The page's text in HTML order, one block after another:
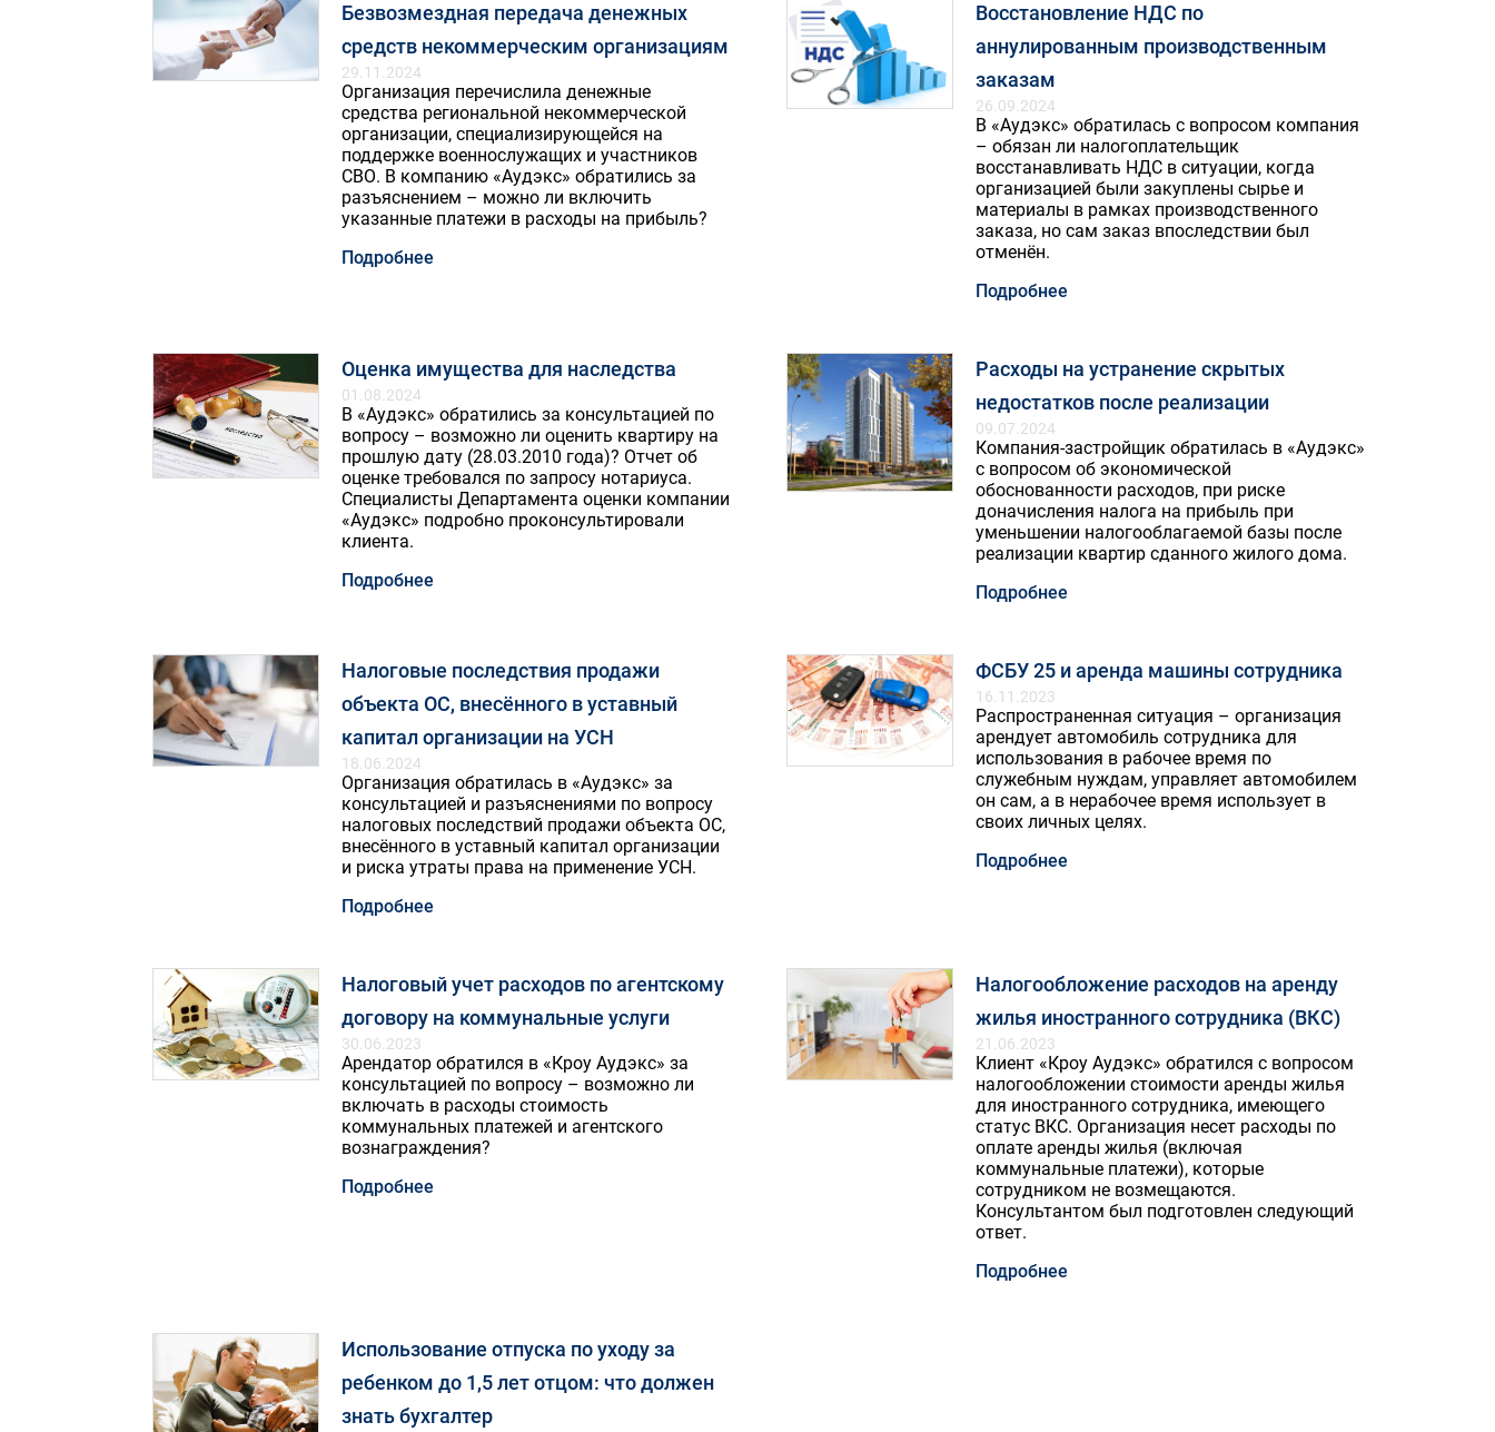
Безвозмездная передача денежных
средств некоммерческим организациям
29.11.2024
Организация перечислила денежные
средства региональной некоммерческой
организации, специализирующейся на
поддержке военнослужащих и участников
СВО. В компанию «Аудэкс» обратились за
разъяснением – можно ли включить
указанные платежи в расходы на прибыль?
Подробнее
Восстановление НДС по
аннулированным производственным
заказам
26.09.2024
В «Аудэкс» обратилась с вопросом компания
– обязан ли налогоплательщик
восстанавливать НДС в ситуации, когда
организацией были закуплены сырье и
материалы в рамках производственного
заказа, но сам заказ впоследствии был
отменён.
Подробнее
Оценка имущества для наследства
01.08.2024
В «Аудэкс» обратились за консультацией по
вопросу – возможно ли оценить квартиру на
прошлую дату (28.03.2010 года)? Отчет об
оценке требовался по запросу нотариуса.
Специалисты Департамента оценки компании
«Аудэкс» подробно проконсультировали
клиента.
Подробнее
Расходы на устранение скрытых
недостатков после реализации
09.07.2024
Компания-застройщик обратилась в «Аудэкс»
с вопросом об экономической
обоснованности расходов, при риске
доначисления налога на прибыль при
уменьшении налогооблагаемой базы после
реализации квартир сданного жилого дома.
Подробнее
Налоговые последствия продажи
объекта ОС, внесённого в уставный
капитал организации на УСН
18.06.2024
Организация обратилась в «Аудэкс» за
консультацией и разъяснениями по вопросу
налоговых последствий продажи объекта ОС,
внесённого в уставный капитал организации
и риска утраты права на применение УСН.
Подробнее
ФСБУ 25 и аренда машины сотрудника
16.11.2023
Распространенная ситуация – организация
арендует автомобиль сотрудника для
использования в рабочее время по
служебным нуждам, управляет автомобилем
он сам, а в нерабочее время использует в
своих личных целях.
Подробнее
Налоговый учет расходов по агентскому
договору на коммунальные услуги
30.06.2023
Арендатор обратился в «Кроу Аудэкс» за
консультацией по вопросу – возможно ли
включать в расходы стоимость
коммунальных платежей и агентского
вознаграждения?
Подробнее
Налогообложение расходов на аренду
жилья иностранного сотрудника (ВКС)
21.06.2023
Клиент «Кроу Аудэкс» обратился с вопросом
налогообложении стоимости аренды жилья
для иностранного сотрудника, имеющего
статус ВКС. Организация несет расходы по
оплате аренды жилья (включая
коммунальные платежи), которые
сотрудником не возмещаются.
Консультантом был подготовлен следующий
ответ.
Подробнее
Использование отпуска по уходу за
ребенком до 1,5 лет отцом: что должен
знать бухгалтер